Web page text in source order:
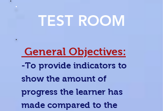
TEST ROOM
General Objectives:
-To provide indicators to
show the amount of
progress the learner has
made compared to the